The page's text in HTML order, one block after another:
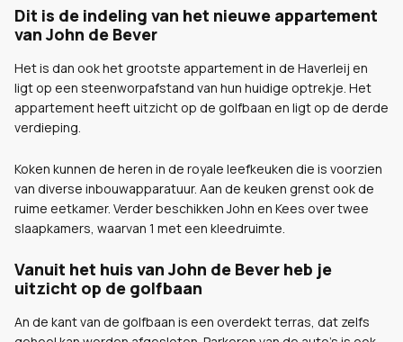
Dit is de indeling van het nieuwe appartement
van John de Bever
Het is dan ook het grootste appartement in de Haverleij en
ligt op een steenworpafstand van hun huidige optrekje. Het
appartement heeft uitzicht op de golfbaan en ligt op de derde
verdieping.
Koken kunnen de heren in de royale leefkeuken die is voorzien
van diverse inbouwapparatuur. Aan de keuken grenst ook de
ruime eetkamer. Verder beschikken John en Kees over twee
slaapkamers, waarvan 1 met een kleedruimte.
Vanuit het huis van John de Bever heb je
uitzicht op de golfbaan
An de kant van de golfbaan is een overdekt terras, dat zelfs